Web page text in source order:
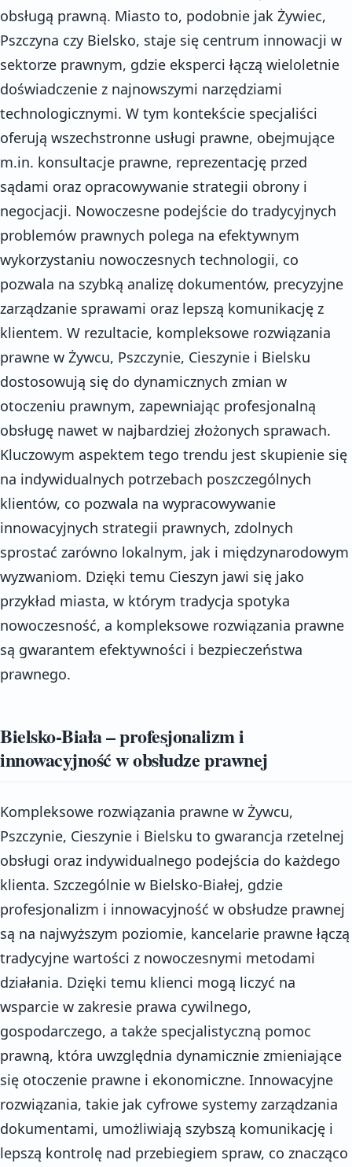
obsługą prawną. Miasto to, podobnie jak Żywiec,
Pszczyna czy Bielsko, staje się centrum innowacji w
sektorze prawnym, gdzie eksperci łączą wieloletnie
doświadczenie z najnowszymi narzędziami
technologicznymi. W tym kontekście specjaliści
oferują wszechstronne usługi prawne, obejmujące
m.in. konsultacje prawne, reprezentację przed
sądami oraz opracowywanie strategii obrony i
negocjacji. Nowoczesne podejście do tradycyjnych
problemów prawnych polega na efektywnym
wykorzystaniu nowoczesnych technologii, co
pozwala na szybką analizę dokumentów, precyzyjne
zarządzanie sprawami oraz lepszą komunikację z
klientem. W rezultacie, kompleksowe rozwiązania
prawne w Żywcu, Pszczynie, Cieszynie i Bielsku
dostosowują się do dynamicznych zmian w
otoczeniu prawnym, zapewniając profesjonalną
obsługę nawet w najbardziej złożonych sprawach.
Kluczowym aspektem tego trendu jest skupienie się
na indywidualnych potrzebach poszczególnych
klientów, co pozwala na wypracowywanie
innowacyjnych strategii prawnych, zdolnych
sprostać zarówno lokalnym, jak i międzynarodowym
wyzwaniom. Dzięki temu Cieszyn jawi się jako
przykład miasta, w którym tradycja spotyka
nowoczesność, a kompleksowe rozwiązania prawne
są gwarantem efektywności i bezpieczeństwa
prawnego.
Bielsko-Biała – profesjonalizm i
innowacyjność w obsłudze prawnej
Kompleksowe rozwiązania prawne w Żywcu,
Pszczynie, Cieszynie i Bielsku to gwarancja rzetelnej
obsługi oraz indywidualnego podejścia do każdego
klienta. Szczególnie w Bielsko-Białej, gdzie
profesjonalizm i innowacyjność w obsłudze prawnej
są na najwyższym poziomie, kancelarie prawne łączą
tradycyjne wartości z nowoczesnymi metodami
działania. Dzięki temu klienci mogą liczyć na
wsparcie w zakresie prawa cywilnego,
gospodarczego, a także specjalistyczną pomoc
prawną, która uwzględnia dynamicznie zmieniające
się otoczenie prawne i ekonomiczne. Innowacyjne
rozwiązania, takie jak cyfrowe systemy zarządzania
dokumentami, umożliwiają szybszą komunikację i
lepszą kontrolę nad przebiegiem spraw, co znacząco